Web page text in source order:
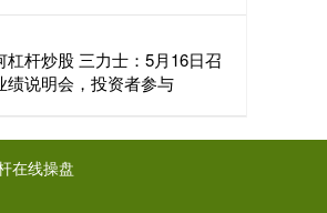
杠杆炒股 三力士：5月16日召
绩说明会，投资者参与
在线操盘